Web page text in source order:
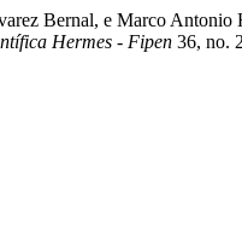
Bernal, e Marco
Hermes - Fipen 36, no.